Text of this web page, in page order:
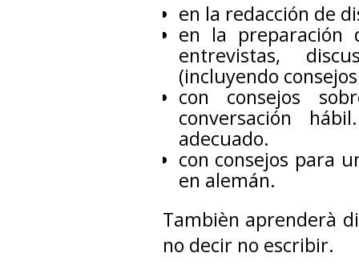
en la redacción de
en la preparación
entrevistas,
(incluyendo
con consejos
conversación
adecuado.
con consejos para
en alemán.
Tambièn aprenderà
no decir no escribir.